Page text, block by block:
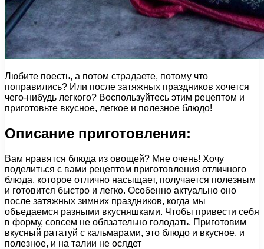
Любите поесть, а потом страдаете, потому что
поправились? Или после затяжных праздников хочется
чего-нибудь легкого? Воспользуйтесь этим рецептом и
приготовьте вкусное, легкое и полезное блюдо!
Описание приготовления:
Вам нравятся блюда из овощей? Мне очень! Хочу
поделиться с вами рецептом приготовления отличного
блюда, которое отлично насыщает, получается полезным
и готовится быстро и легко. Особенно актуально оно
после затяжных зимних праздников, когда мы
объедаемся разными вкусняшками. Чтобы привести себя
в форму, совсем не обязательно голодать. Приготовим
вкусный рататуй с кальмарами, это блюдо и вкусное, и
полезное, и на талии не осядет